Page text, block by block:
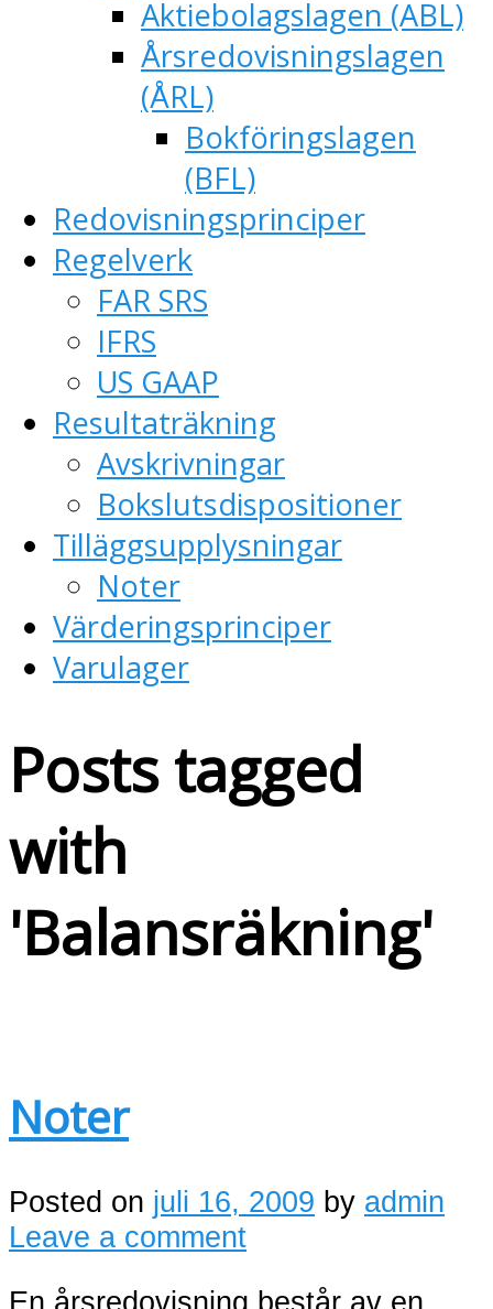
Aktiebolagslagen (ABL)
Årsredovisningslagen
(ÅRL)
Bokföringslagen
(BFL)
Redovisningsprinciper
Regelverk
FAR SRS
IFRS
US GAAP
Resultaträkning
Avskrivningar
Bokslutsdispositioner
Tilläggsupplysningar
Noter
Värderingsprinciper
Varulager
Posts tagged
with
'Balansräkning'
Noter
Posted on juli 16, 2009 by admin
Leave a comment
En årsredovisning består av en